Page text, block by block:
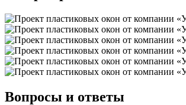
Вопросы и ответы